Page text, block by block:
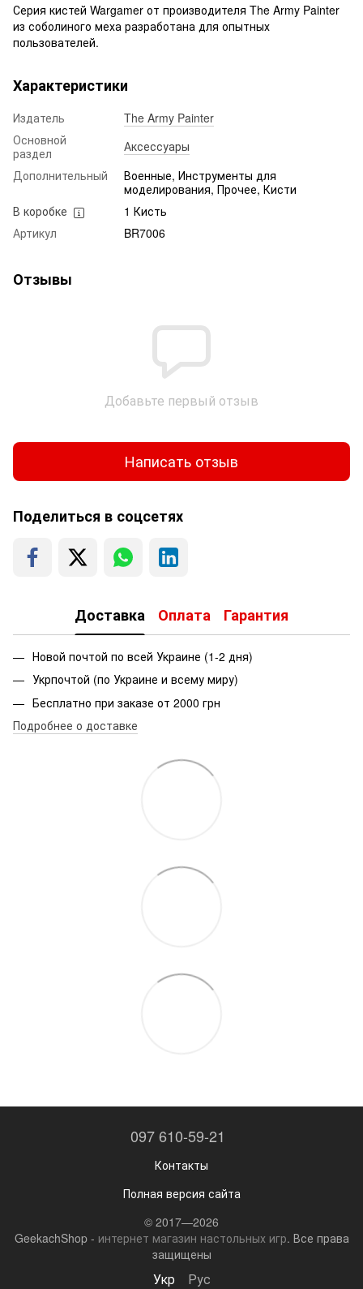
Серия кистей Wargamer от производителя The Army Painter
из соболиного меха разработана для опытных
пользователей.
Характеристики
Издатель
The Army Painter
Основной
раздел
Аксессуары
Дополнительный
Военные, Инструменты для
моделирования, Прочее, Кисти
В коробке
1 Кисть
Артикул
BR7006
Отзывы
Добавьте первый отзыв
Написать отзыв
Поделиться в соцсетях
Доставка Оплата Гарантия
Новой почтой по всей Украине (1-2 дня)
Укрпочтой (по Украине и всему миру)
Бесплатно при заказе от 2000 грн
Подробнее о доставке
097 610-59-21
Контакты
Полная версия сайта
© 2017—2026
GeekachShop - интернет магазин настольных игр. Все права
защищены
Укр Рус